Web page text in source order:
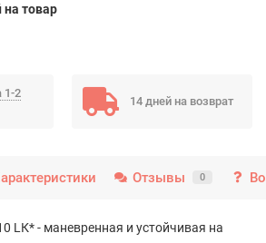
товар
1-2
14 дней на возврат
Отзывы 0
LК* - маневренная и устойчивая на